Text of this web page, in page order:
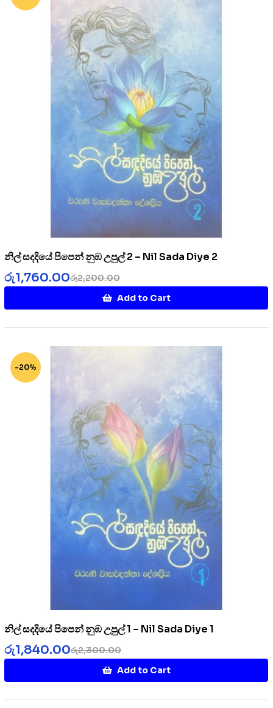
නිල් සදදියේ පිපෙන් නුඹ උපුල් 2 – Nil Sada Diye 2
රු2,200.00
රු1,760.00
Add to Cart
-20%
නිල් සදදියේ පිපෙන් නුඹ උපුල් 1 – Nil Sada Diye 1
රු2,300.00
රු1,840.00
Add to Cart